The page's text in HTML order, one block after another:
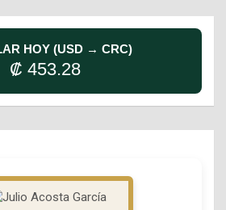
HOY (USD → CRC)
₡ 453.28